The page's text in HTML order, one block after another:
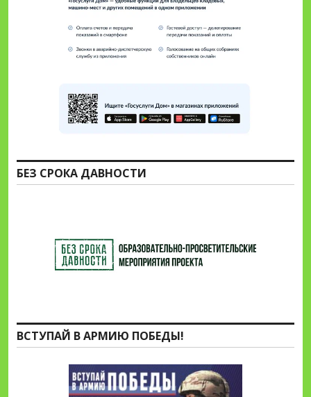
БЕЗ СРОКА ДАВНОСТИ
ВСТУПАЙ В АРМИЮ ПОБЕДЫ!